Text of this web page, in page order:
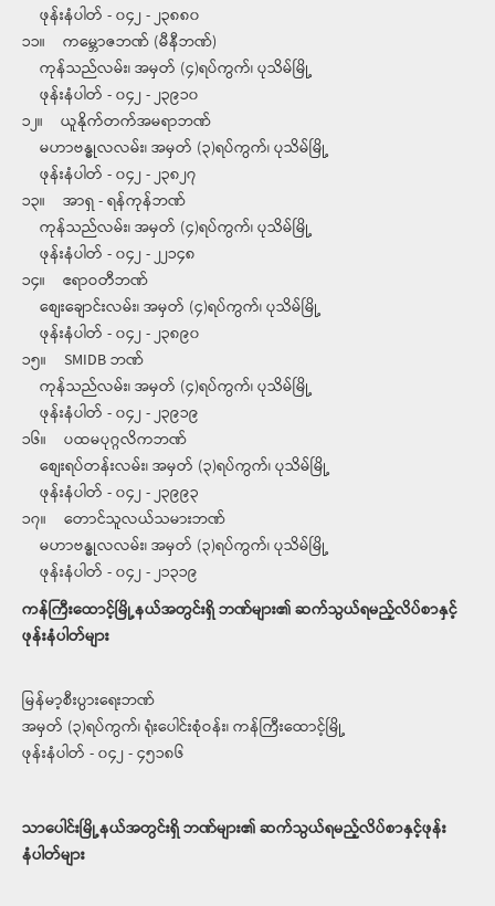
ဖုန်းနံပါတ် - ၀၄၂ - ၂၃၈၈၀
၁၁။ ကမ္ဘောဇဘဏ် (မီနီဘဏ်)
ကုန်သည်လမ်း၊ အမှတ် (၄)ရပ်ကွက်၊ ပုသိမ်မြို့
ဖုန်းနံပါတ် - ၀၄၂ - ၂၃၉၁၀
၁၂။ ယူနိုက်တက်အမရာဘဏ်
မဟာဗန္ဓုလလမ်း၊ အမှတ် (၃)ရပ်ကွက်၊ ပုသိမ်မြို့
ဖုန်းနံပါတ် - ၀၄၂ - ၂၃၈၂၇
၁၃။ အာရှ - ရန်ကုန်ဘဏ်
ကုန်သည်လမ်း၊ အမှတ် (၄)ရပ်ကွက်၊ ပုသိမ်မြို့
ဖုန်းနံပါတ် - ၀၄၂ - ၂၂၁၄၈
၁၄။ ဧရာဝတီဘဏ်
စျေးချောင်းလမ်း၊ အမှတ် (၄)ရပ်ကွက်၊ ပုသိမ်မြို့
ဖုန်းနံပါတ် - ၀၄၂ - ၂၃၈၉၀
၁၅။ SMIDB ဘဏ်
ကုန်သည်လမ်း၊ အမှတ် (၄)ရပ်ကွက်၊ ပုသိမ်မြို့
ဖုန်းနံပါတ် - ၀၄၂ - ၂၃၉၁၉
၁၆။ ပထမပုဂ္ဂလိကဘဏ်
စျေးရပ်တန်းလမ်း၊ အမှတ် (၃)ရပ်ကွက်၊ ပုသိမ်မြို့
ဖုန်းနံပါတ် - ၀၄၂ - ၂၃၉၉၃
၁၇။ တောင်သူလယ်သမားဘဏ်
မဟာဗန္ဓုလလမ်း၊ အမှတ် (၃)ရပ်ကွက်၊ ပုသိမ်မြို့
ဖုန်းနံပါတ် - ၀၄၂ - ၂၁၃၁၉
ကန်ကြီးထောင့်မြို့နယ်အတွင်းရှိ ဘဏ်များ၏ ဆက်သွယ်ရမည့်လိပ်စာနှင့်
ဖုန်းနံပါတ်များ
မြန်မာ့စီးပွားရေးဘဏ်
အမှတ် (၃)ရပ်ကွက်၊ ရုံးပေါင်းစုံဝန်း၊ ကန်ကြီးထောင့်မြို့
ဖုန်းနံပါတ် - ၀၄၂ - ၄၅၁၈၆
သာပေါင်းမြို့နယ်အတွင်းရှိ ဘဏ်များ၏ ဆက်သွယ်ရမည့်လိပ်စာနှင့်ဖုန်း
နံပါတ်များ